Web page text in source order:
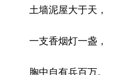
土墙泥屋大于天，
一支香烟灯一盏，
胸中自有兵百万。